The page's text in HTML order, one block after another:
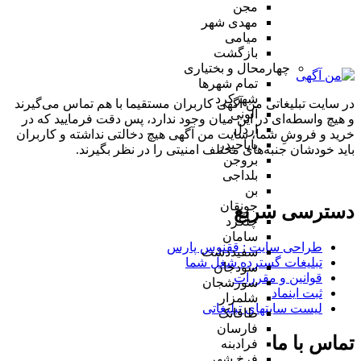
مجن
مهدی شهر
میامی
بازگشت
چهارمحال و بختیاری
تمام شهر‌ها
شهرکرد
آلونی
اردل
باباحیدر
بروجن
بلداجی
بن
جونقان
چلگرد
سامان
سفیددشت
سودجان
سورشجان
شلمزار
طاقانک
فارسان
فرادبنه
در سایت تبلیغاتی من آگهی کاربران مستقیما با هم تماس می‌گیرند
و هیچ واسطه‌ای در این میان وجود ندارد، پس دقت فرمایید که در
خرید و فروشِ شما، سایت من آگهی هیچ دخالتی نداشته و کاربران
باید خودشان جنبه‌های مختلف امنیتی را در نظر بگیرند.
دسترسی سریع
طراحی سایت :‌ ققنوس پارس
تبلیغات گسترده شغل شما
قوانین و مقررات
ثبت اینماد
لیست سایتهای تبلیغاتی
تماس با ما